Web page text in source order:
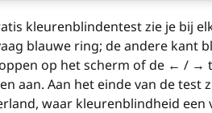
kleurenblindentest zie je bij
blauwe ring; de andere kant
op het scherm of de ← / →
aan. Aan het einde van de test
waar kleurenblindheid een